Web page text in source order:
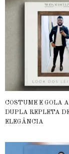
COSTUME E GOLA
DUPLA REPLETA
ELEGÂNCIA